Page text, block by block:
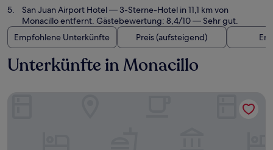
San Juan Airport Hotel— 3-Sterne-Hotel in 11,1 km von
Monacillo entfernt. Gästebewertung: 8,4/10 — Sehr gut.
Empfohlene Unterkünfte
Preis (aufsteigend)
Unterkünfte in Monacillo